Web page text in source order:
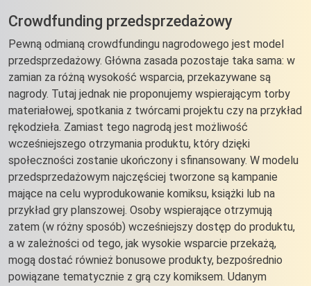
Crowdfunding przedsprzedażowy
Pewną odmianą crowdfundingu nagrodowego jest model
przedsprzedażowy. Główna zasada pozostaje taka sama: w
zamian za różną wysokość wsparcia, przekazywane są
nagrody. Tutaj jednak nie proponujemy wspierającym torby
materiałowej, spotkania z twórcami projektu czy na przykład
rękodzieła. Zamiast tego nagrodą jest możliwość
wcześniejszego otrzymania produktu, który dzięki
społeczności zostanie ukończony i sfinansowany. W modelu
przedsprzedażowym najczęściej tworzone są kampanie
mające na celu wyprodukowanie komiksu, książki lub na
przykład gry planszowej. Osoby wspierające otrzymują
zatem (w różny sposób) wcześniejszy dostęp do produktu,
a w zależności od tego, jak wysokie wsparcie przekażą,
mogą dostać również bonusowe produkty, bezpośrednio
powiązane tematycznie z grą czy komiksem. Udanym